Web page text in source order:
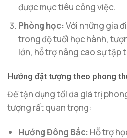
được mục tiêu công việc.
Phòng học:Với những gia
trong độ tuổi học hành,
lớn, hỗ trợ nâng cao sự tập
Hướng đặt tượng theo phong
Để tận dụng tối đa giá trị
tượng rất quan trọng:
Hướng Đông Bắc: Hỗ trợ